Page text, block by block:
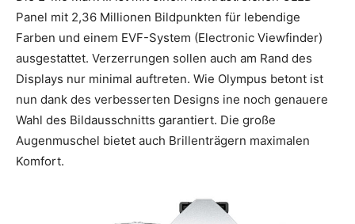
Panel mit 2,36 Millionen Bildpunkten für lebendige
Farben und einem EVF-System (Electronic Viewfinder)
ausgestattet. Verzerrungen sollen auch am Rand des
Displays nur minimal auftreten. Wie Olympus betont ist
nun dank des verbesserten Designs ine noch genauere
Wahl des Bildausschnitts garantiert. Die große
Augenmuschel bietet auch Brillenträgern maximalen
Komfort.